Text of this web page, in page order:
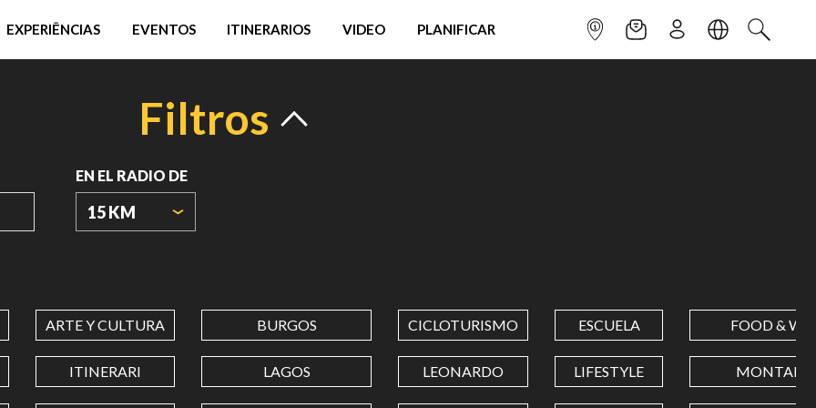
EXPERIÊNCIAS EVENTOS ITINERARIOS VIDEO PLANIFICAR INFOPOINTNEWSLETTER
SUSCRÌBETE
IDIOMABUSCAR
Filtros
EN EL RADIO DE
15 KM
ARTE Y CULTURA BURGOS CICLOTURISMO ESCUELA FOOD &
ITINERARI LAGOS LEONARDO LIFESTYLE